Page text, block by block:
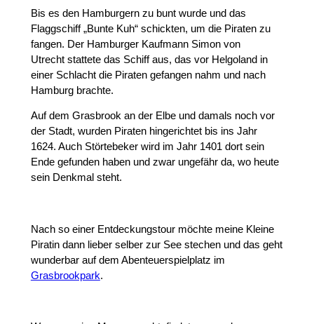
Bis es den Hamburgern zu bunt wurde und das
Flaggschiff „Bunte Kuh“ schickten, um die Piraten zu
fangen. Der Hamburger Kaufmann Simon von
Utrecht stattete das Schiff aus, das vor Helgoland in
einer Schlacht die Piraten gefangen nahm und nach
Hamburg brachte.
Auf dem Grasbrook an der Elbe und damals noch vor
der Stadt, wurden Piraten hingerichtet bis ins Jahr
1624. Auch Störtebeker wird im Jahr 1401 dort sein
Ende gefunden haben und zwar ungefähr da, wo heute
sein Denkmal steht.
Nach so einer Entdeckungstour möchte meine Kleine
Piratin dann lieber selber zur See stechen und das geht
wunderbar auf dem Abenteuerspielplatz im
Grasbrookpark.